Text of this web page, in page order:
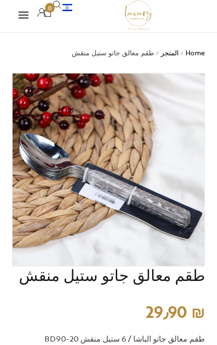
0
Home
/ المتجر / طقم معالق جاتو ستيل منقش
طقم معالق جاتو ستيل منقش
29٫90 ₪
طقم معالق جاتو الباشا / 6 ستيل منقش BD90-20